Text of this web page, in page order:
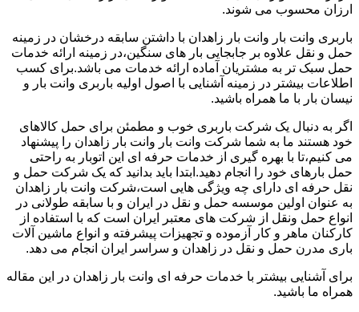
ارزان محسوب می شوند.
باربری وانت بار وانت بار زاهدان با داشتن سابقه درخشان در زمینه
حمل و نقل علاوه بر جابجایی بار های سنگین،در زمینه ارائه خدمات
حمل سبک تر به مشتریان آماده ارائه خدمات می باشد.برای کسب
اطلاعات بیشتر در زمینه آشنایی با اصول اولیه باربری وانت بار و
نیسان بار با ما همراه باشید.
اگر به دنبال یک شرکت باربری خوب و مطمئن برای حمل کالاهای
خود هستند ما به شما شرکت وانت بار وانت بار زاهدان را پیشنهاد
می کنیم،تا با بهره گیری از خدمات حرفه ای این اتوبار به راحتی
حمل بارهای خود را انجام دهید.ابتدا باید بدانید که یک شرکت حمل و
نقل حرفه ای دارای چه ویژگی هایی است،شرکت وانت بار زاهدان
به عنوان اولین موسسه حمل و نقل در ایران و با سابقه طولانی در
انواع حمل ونقل از شرکت های معتبر ایران است که با استفاده از
کارکنان ماهر و کار آزموده و تجهیزات پیشرفته و انواع ماشین آلات
باری مدرن حمل و نقل در زاهدان و سراسر ایران انجام می دهد.
برای آشنایی بیشتر با خدمات حرفه ای وانت بار زاهدان در این مقاله
همراه ما باشید.